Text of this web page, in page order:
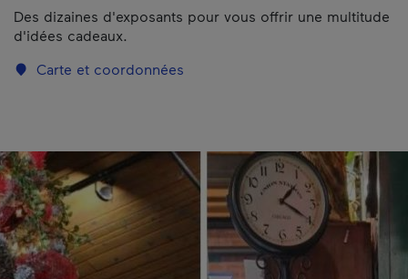
Des dizaines d'exposants pour vous offrir une multitude
d'idées cadeaux.
Carte et coordonnées